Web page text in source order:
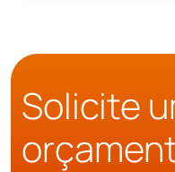
Solicite